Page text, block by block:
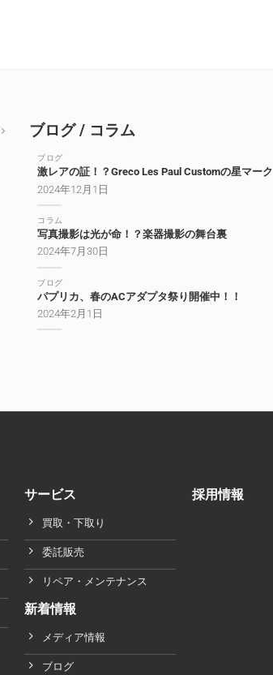
ブログ / コラム
ブログ
激レアの証！？Greco Les Paul Customの星マーク
2024年12月1日
コラム
写真撮影は光が命！？楽器撮影の舞台裏
2024年7月30日
ブログ
パプリカ、春のACアダプタ祭り開催中！！
2024年2月1日
サービス
買取・下取り
委託販売
リペア・メンテナンス
新着情報
メディア情報
ブログ
採用情報